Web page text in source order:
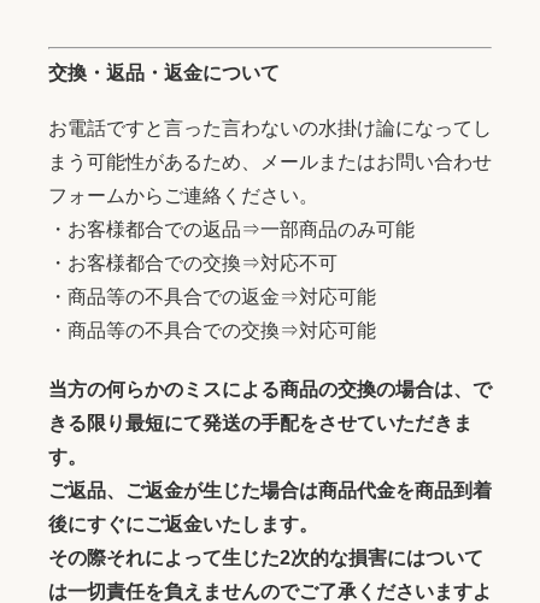
交換・返品・返金について
お電話ですと言った言わないの水掛け論になってし
まう可能性があるため、メールまたはお問い合わせ
フォームからご連絡ください。
・お客様都合での返品⇒一部商品のみ可能
・お客様都合での交換⇒対応不可
・商品等の不具合での返金⇒対応可能
・商品等の不具合での交換⇒対応可能
当方の何らかのミスによる商品の交換の場合は、で
きる限り最短にて発送の手配をさせていただきま
す。
ご返品、ご返金が生じた場合は商品代金を商品到着
後にすぐにご返金いたします。
その際それによって生じた2次的な損害にはついて
は一切責任を負えませんのでご了承くださいますよ